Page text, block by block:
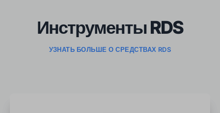
Инструменты RDS
УЗНАТЬ БОЛЬШЕ О СРЕДСТВАХ RDS